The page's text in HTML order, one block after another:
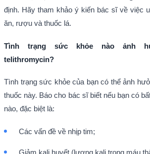
định. Hãy tham khảo ý kiến bác sĩ về việc
ăn, rượu và thuốc lá.
Tình trạng sức khỏe nào ảnh
telithromycin?
Tình trạng sức khỏe của bạn có thể ảnh
thuốc này. Báo cho bác sĩ biết nếu bạn có
nào, đặc biệt là:
Các vấn đề về nhịp tim;
Giảm kali huyết (lượng kali trong máu